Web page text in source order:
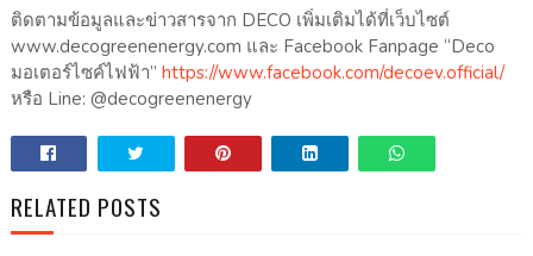
ติดตามข้อมูลและข่าวสารจาก DECO เพิ่มเติมได้ที่เว็บไซต์
www.decogreenenergy.com และ Facebook Fanpage “Deco
มอเตอร์ไซค์ไฟฟ้า” https://www.facebook.com/decoev.official/
หรือ Line: @decogreenenergy
RELATED POSTS